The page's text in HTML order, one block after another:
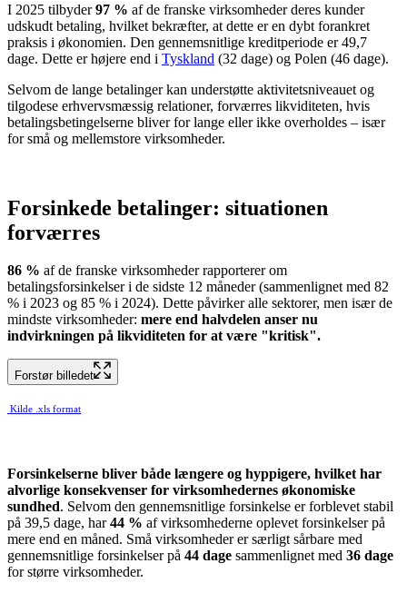
I 2025 tilbyder97 % af de franske virksomheder deres kunder
udskudt betaling, hvilket bekræfter, at dette er en dybt forankret
praksis i økonomien. Den gennemsnitlige kreditperiode er 49,7
dage. Dette er højere end i Tyskland (32 dage) og Polen (46 dage).
Selvom de lange betalinger kan understøtte aktivitetsniveauet og
tilgodese erhvervsmæssig relationer, forværres likviditeten, hvis
betalingsbetingelserne bliver for lange eller ikke overholdes – især
for små og mellemstore virksomheder.
Forsinkede betalinger: situationen
forværres
86 % af de franske virksomheder rapporterer om
betalingsforsinkelser i de sidste 12 måneder (sammenlignet med 82
% i 2023 og 85 % i 2024). Dette påvirker alle sektorer, men især de
mindste virksomheder: mere end halvdelen anser nu
indvirkningen på likviditeten for at være "kritisk".
Forstør billedet
Kilde .xls format
Forsinkelserne bliver både længere og hyppigere, hvilket har
alvorlige konsekvenser for virksomhedernes økonomiske
sundhed. Selvom den gennemsnitlige forsinkelse er forblevet stabil
på 39,5 dage, har44 % af virksomhederne oplevet forsinkelser på
mere end en måned. Små virksomheder er særligt sårbare med
gennemsnitlige forsinkelser på 44 dage sammenlignet med 36 dage
for større virksomheder.